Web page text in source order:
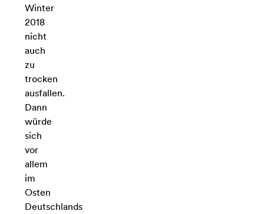
Winter
2018
nicht
auch
zu
trocken
ausfallen.
Dann
würde
sich
vor
allem
im
Osten
Deutschlands